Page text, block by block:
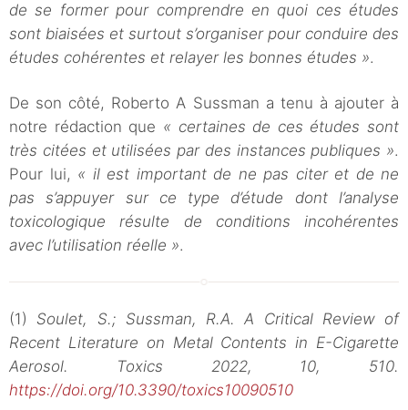
de se former pour comprendre en quoi ces études
sont biaisées et surtout s’organiser pour conduire des
études cohérentes et relayer les bonnes études ».
De son côté, Roberto A Sussman a tenu à ajouter à
notre rédaction que « certaines de ces études sont
très citées et utilisées par des instances publiques ».
Pour lui, « il est important de ne pas citer et de ne
pas s’appuyer sur ce type d’étude dont l’analyse
toxicologique résulte de conditions incohérentes
avec l’utilisation réelle ».
(1) Soulet, S.; Sussman, R.A. A Critical Review of
Recent Literature on Metal Contents in E-Cigarette
Aerosol. Toxics 2022, 10, 510.
https://doi.org/10.3390/toxics10090510